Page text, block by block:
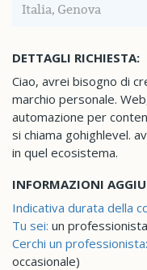
Italia, Genova
DETTAGLI RICHIESTA:
Ciao, avrei bisogno di
marchio personale.
automazione per
si chiama gohighlevel.
in quel ecosistema.
INFORMAZIONI
Indicativa durata della
Tu sei: un professionista
Cerchi un professionista:
occasionale)